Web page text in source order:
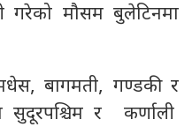
गरेको मौसम बुलेटिनमा
बागमती, गण्डकी र
सुदूरपश्चिम र कर्णाली